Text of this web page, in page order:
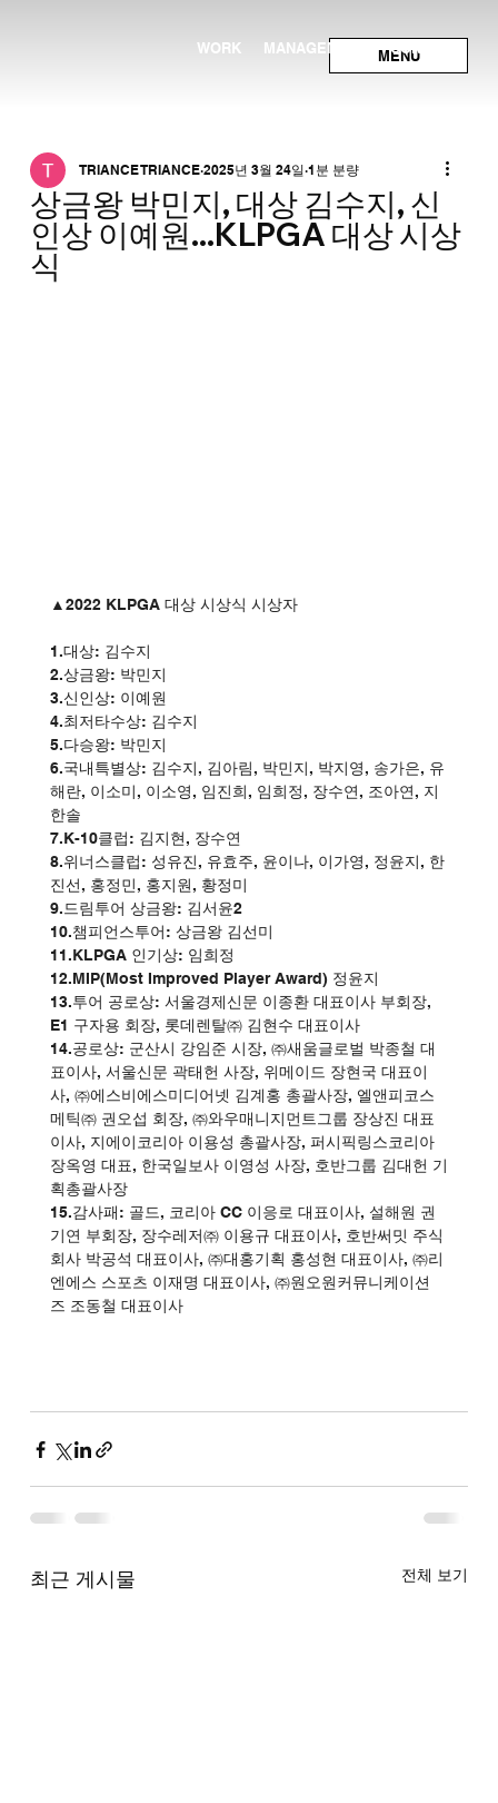
MENU
WORK MANAGEMENT CONTACT
상금왕 박민지, 대상 김수지, 신
인상 이예원...KLPGA 대상 시상
식
TRIANCE TRIANCE 2025년 3월 24일 1분 분량
▲2022 KLPGA 대상 시상식 시상자
1.대상: 김수지
2.상금왕: 박민지
3.신인상: 이예원
4.최저타수상: 김수지
5.다승왕: 박민지
6.국내특별상: 김수지, 김아림, 박민지, 박지영, 송가은, 유
해란, 이소미, 이소영, 임진희, 임희정, 장수연, 조아연, 지
한솔
7.K-10클럽: 김지현, 장수연
8.위너스클럽: 성유진, 유효주, 윤이나, 이가영, 정윤지, 한
진선, 홍정민, 홍지원, 황정미
9.드림투어 상금왕: 김서윤2
10.챔피언스투어: 상금왕 김선미
11.KLPGA 인기상: 임희정
12.MIP(Most Improved Player Award) 정윤지
13.투어 공로상: 서울경제신문 이종환 대표이사 부회장,
E1 구자용 회장, 롯데렌탈㈜ 김현수 대표이사
14.공로상: 군산시 강임준 시장, ㈜새움글로벌 박종철 대
표이사, 서울신문 곽태헌 사장, 위메이드 장현국 대표이
사, ㈜에스비에스미디어넷 김계홍 총괄사장, 엘앤피코스
메틱㈜ 권오섭 회장, ㈜와우매니지먼트그룹 장상진 대표
이사, 지에이코리아 이용성 총괄사장, 퍼시픽링스코리아
장옥영 대표, 한국일보사 이영성 사장, 호반그룹 김대헌 기
획총괄사장
15.감사패: 골드, 코리아 CC 이응로 대표이사, 설해원 권
기연 부회장, 장수레저㈜ 이용규 대표이사, 호반써밋 주식
회사 박공석 대표이사, ㈜대홍기획 홍성현 대표이사, ㈜리
엔에스 스포츠 이재명 대표이사, ㈜원오원커뮤니케이션
즈 조동철 대표이사
최근 게시물 전체 보기